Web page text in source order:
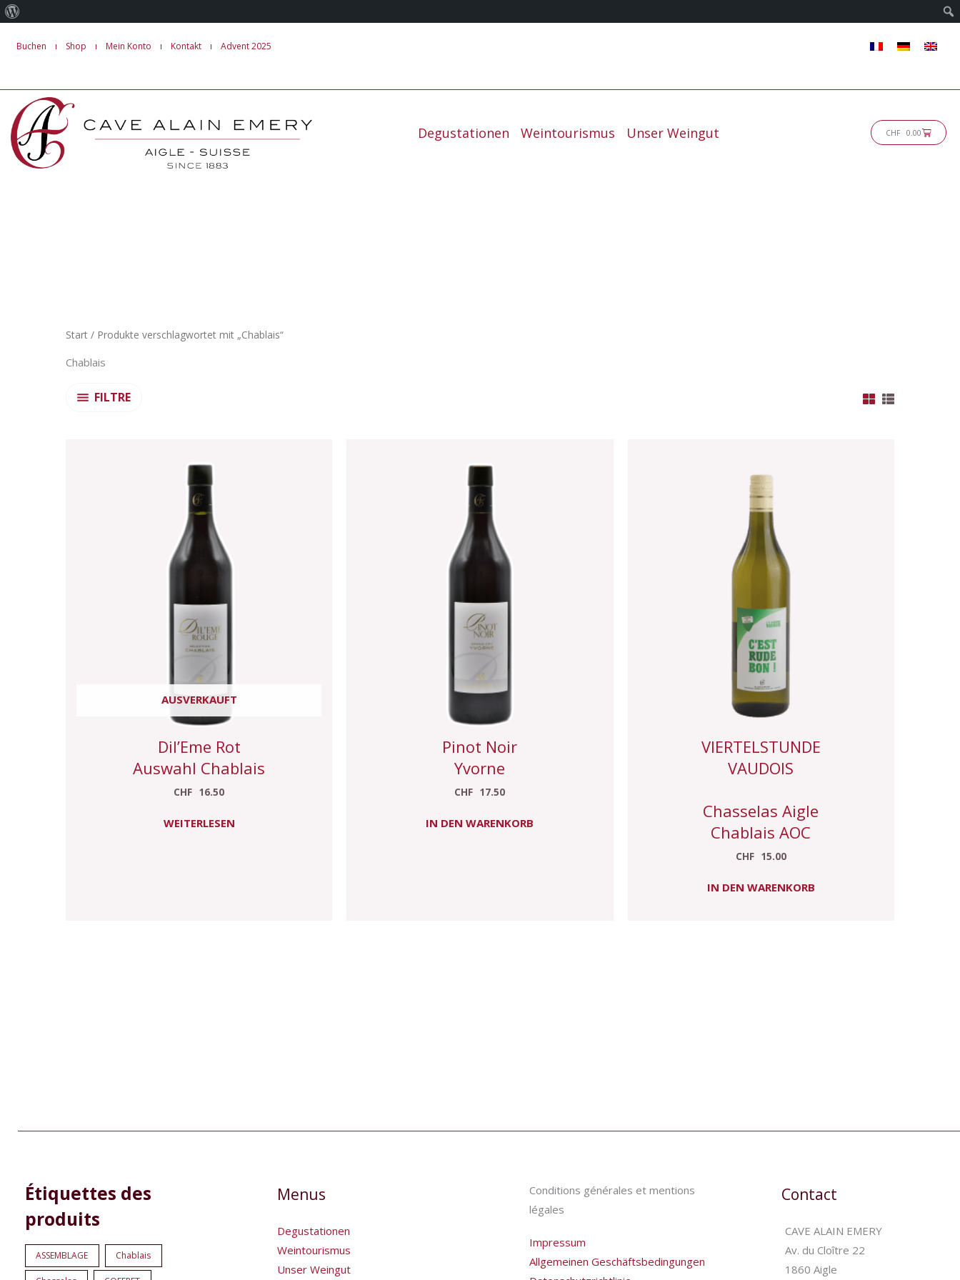
InhaltBuchen Shop Mein Konto Kontakt Advent 2025
Degustationen Weintourismus Unser Weingut CHF 0.00
Start / Produkte verschlagwortet mit „Chablais“
Chablais
FILTRE
AUSVERKAUFT
Dil’Eme Rot
Auswahl Chablais
CHF 16.50
WEITERLESEN
Pinot Noir
Yvorne
CHF 17.50
IN DEN WARENKORB
VIERTELSTUNDE
VAUDOIS
Chasselas Aigle
Chablais AOC
CHF 15.00
IN DEN WARENKORB
Étiquettes des
produits
ASSEMBLAGE Chablais
Produkte
Produkte
Produkt
Produkt
Menus
Degustationen
Weintourismus
Unser Weingut
Conditions générales et mentions
légales
Impressum
Allgemeinen Geschäftsbedingungen
Contact
CAVE ALAIN EMERY
Av. du Cloître 22
1860 Aigle